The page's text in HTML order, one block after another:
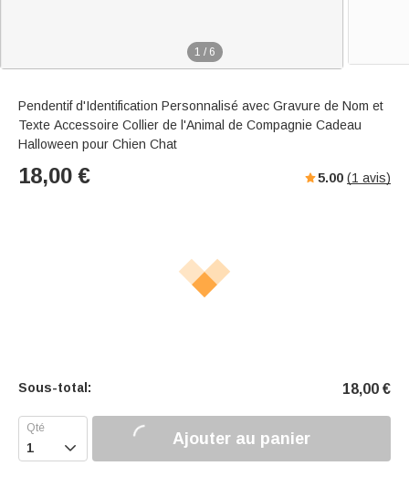
1 / 6
Pendentif d'Identification Personnalisé avec Gravure de Nom et
Texte Accessoire Collier de l'Animal de Compagnie Cadeau
Halloween pour Chien Chat
18,00 € 5.00 (1 avis)
Sous-total: 18,00 €
 Ajouter au panier